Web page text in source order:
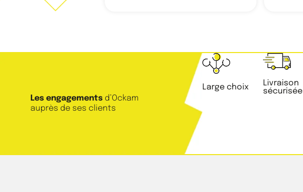
Les engagements d’Ockam
auprès de ses clients
Large choix
Livraison
sécurisée